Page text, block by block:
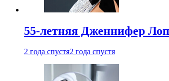
55-летняя Дженнифер
2 года спустя2 года спустя